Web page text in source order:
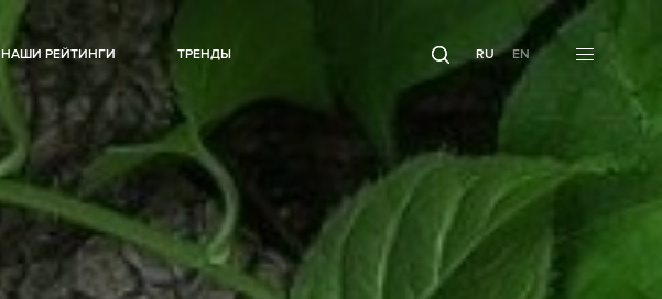
НАШИ РЕЙТИНГИ ТРЕНДЫ RU EN